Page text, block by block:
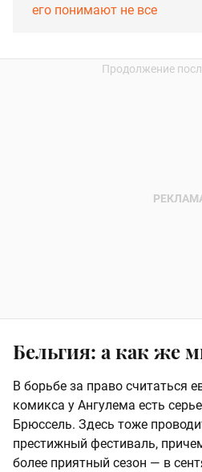
его понимают не все
Бельгия: а как же
В борьбе за право считаться
комикса у Ангулема есть
Брюссель. Здесь тоже
престижный фестиваль,
более приятный сезон — в